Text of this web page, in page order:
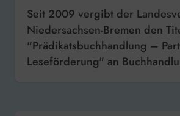
Seit 2009 vergibt der Landesverband
Niedersachsen-Bremen den
"Prädikatsbuchhandlung –
Leseförderung" an